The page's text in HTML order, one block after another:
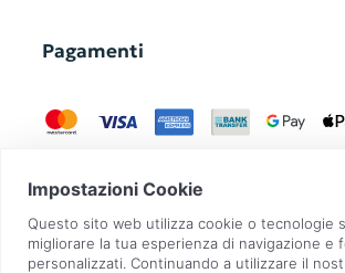
Pagamenti
GadgetZilla è un Brand di Overbi S.r.l.| realizzato con